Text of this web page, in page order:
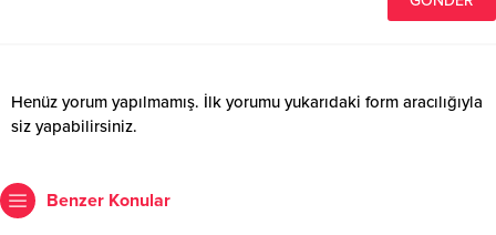
Henüz yorum yapılmamış. İlk yorumu yukarıdaki form aracılığıyla
siz yapabilirsiniz.
Benzer Konular